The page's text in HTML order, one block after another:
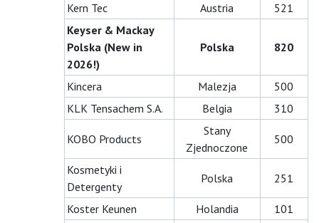
Kern Tec
Austria
521
Keyser & Mackay
Polska (New in
2026!)
Polska 820
Kincera Malezja
500
KLK Tensachem S.A.
Belgia 310
KOBO Products
Stany
Zjednoczone
500
Kosmetyki i
Detergenty
Polska 251
Koster Keunen Holandia
101